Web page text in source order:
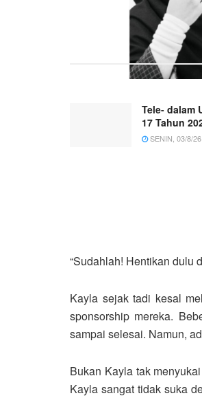
Tele- dalam
17 Tahun
SENIN, 03/8/
“Sudahlah! Hentikan dulu
Kayla sejak tadi kesal
sponsorship mereka.
sampai selesai. Namun,
Bukan Kayla tak
Kayla sangat tidak suka